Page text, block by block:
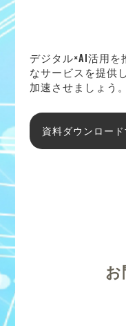
デジタル×AI活用
なサービスを提供
加速させましょう。
資料ダウンロード